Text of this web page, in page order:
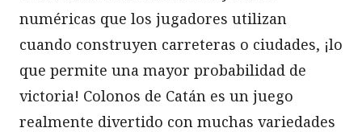
numéricas que los jugadores utilizan
cuando construyen carreteras o ciudades, ¡lo
que permite una mayor probabilidad de
victoria! Colonos de Catán es un juego
realmente divertido con muchas variedades